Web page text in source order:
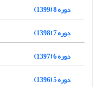
دوره 8 (1399)
دوره 7 (1398)
دوره 6 (1397)
دوره 5 (1396)